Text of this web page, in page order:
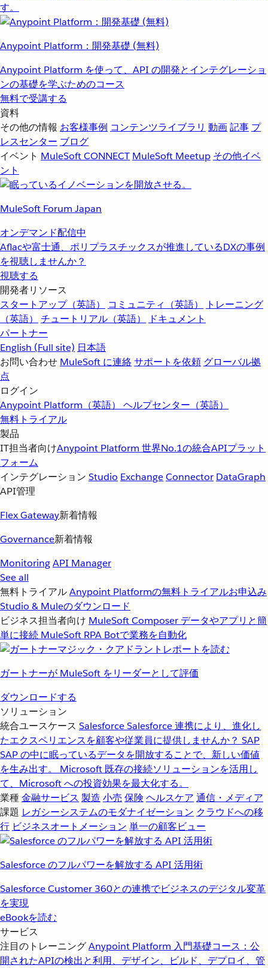
す。
Anypoint Platform：開発基礎 (無料)
Anypoint Platform を使って、API の開発とインテグレーショ
ンの基礎を学ぶためのコース
無料で受講する
資料
その他の情報 お客様事例 コンテンツライブラリ 動画記事 プ
レスセンター ブログ
イベント MuleSoft CONNECT MuleSoft Meetup その他イベ
ント
MuleSoft Forum Japan
オンデマンド配信中
Aflacや富士通、ポリプラスチックスが推進しているDXの事例
を視聴しませんか？
視聴する
開発者リソース
スタートアップ（英語）
コミュニティ（英語）
トレーニング
（英語）
チュートリアル（英語）
ドキュメント
パートナー
English (Full site) 日本語
お問い合わせ MuleSoft に連絡サポートを依頼 グローバル拠
点
ログイン
Anypoint Platform（英語） ヘルプセンター（英語）
無料トライアル
製品
IT担当者向けAnypoint Platform 世界No.1の統合APIプラット
フォーム
インテグレーション Studio ExchangeConnector DataGraph
API管理
Flex Gateway新着情報
Governance新着情報
MonitoringAPI Manager
See all
無料トライアルAnypoint Platformの無料トライアルお申込み
Studio & Muleのダウンロード
ビジネス担当者向け MuleSoft Composer データやアプリと簡
単に接続 MuleSoft RPA Botで業務を自動化
ガートナーが MuleSoft をリーダーとして評価
ダウンロードする
ソリューション
統合ユースケース SalesforceSalesforce 連携により、進化し
たエクスペリエンスを顧客や従業員に提供しませんか？ SAP
SAP の中に眠っているデータを開放することで、新しい価値
を生み出す。
Microsoft 既存の接続ソリューションを活用し
て、Microsoft への投資効果を最大化する。
業種金融サービス 製造 小売 保険 ヘルスケア 通信・メディア
課題 レガシーシステムのモダナイゼーション クラウドへの移
行 ビジネスオートメーション 単一の顧客ビュー
Salesforce のフルパワーを解放する API 活用術
Salesforce Customer 360との連携でビジネスのデジタル変革
を実現
eBookを読む
サービス
注目のトレーニングAnypoint Platform 入門基礎コース：公
開されたAPIの検出と利用、デザイン、ビルド、デプロイ、管